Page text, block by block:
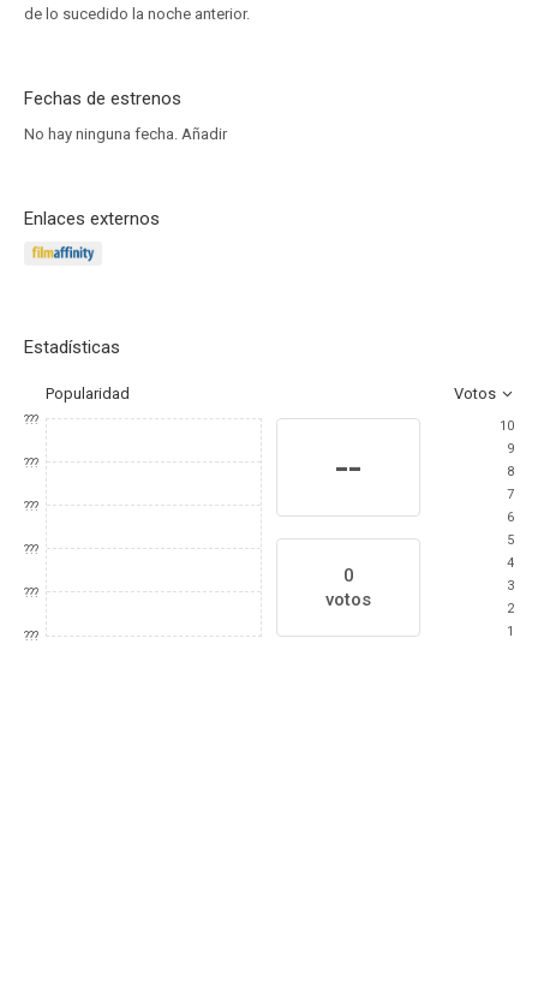
de lo sucedido la noche anterior.
Fechas de estrenos
No hay ninguna fecha. Añadir
Enlaces externos
Estadísticas
Popularidad Votos
???
???
???
???
???
???
--
0
votos
10
9
8
7
6
5
4
3
2
1